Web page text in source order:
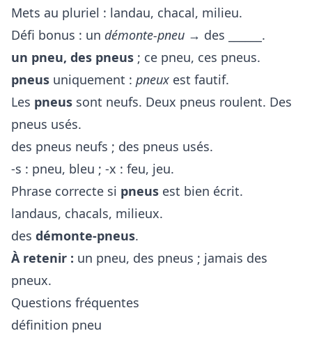
Mets au pluriel : landau, chacal, milieu.
Défi bonus : un démonte-pneu → des ______.
un pneu, des pneus ; ce pneu, ces pneus.
pneus uniquement : pneux est fautif.
Les pneus sont neufs. Deux pneus roulent. Des
pneus usés.
des pneus neufs ; des pneus usés.
-s : pneu, bleu ; -x : feu, jeu.
Phrase correcte si pneus est bien écrit.
landaus, chacals, milieux.
des démonte-pneus.
À retenir : un pneu, des pneus ; jamais des
pneux.
Questions fréquentes
définition pneu